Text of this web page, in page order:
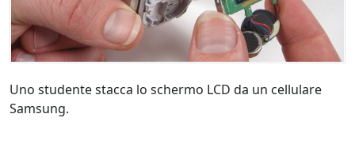
Uno studente stacca lo schermo LCD da un cellulare
Samsung.